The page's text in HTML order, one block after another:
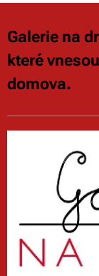
Galerie na
které
domova.